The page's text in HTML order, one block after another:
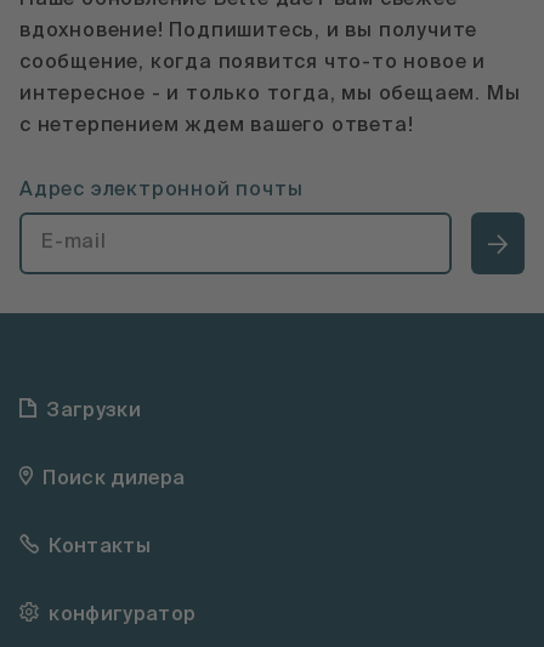
вдохновение! Подпишитесь, и вы получите
сообщение, когда появится что-то новое и
интересное - и только тогда, мы обещаем. Мы
с нетерпением ждем вашего ответа!
Адрес электронной почты
Загрузки
Поиск дилера
Контакты
конфигуратор